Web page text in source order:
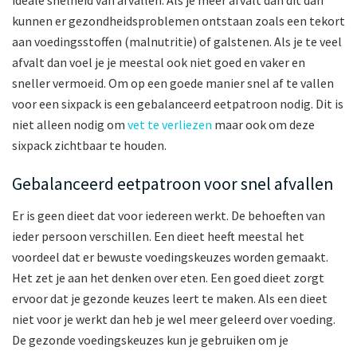
kunnen er gezondheidsproblemen ontstaan zoals een tekort
aan voedingsstoffen (malnutritie) of galstenen. Als je te veel
afvalt dan voel je je meestal ook niet goed en vaker en
sneller vermoeid. Om op een goede manier snel af te vallen
voor een sixpack is een gebalanceerd eetpatroon nodig. Dit is
niet alleen nodig om vet te verliezen maar ook om deze
sixpack zichtbaar te houden.
Gebalanceerd eetpatroon voor snel afvallen
Er is geen dieet dat voor iedereen werkt. De behoeften van
ieder persoon verschillen. Een dieet heeft meestal het
voordeel dat er bewuste voedingskeuzes worden gemaakt.
Het zet je aan het denken over eten. Een goed dieet zorgt
ervoor dat je gezonde keuzes leert te maken. Als een dieet
niet voor je werkt dan heb je wel meer geleerd over voeding.
De gezonde voedingskeuzes kun je gebruiken om je